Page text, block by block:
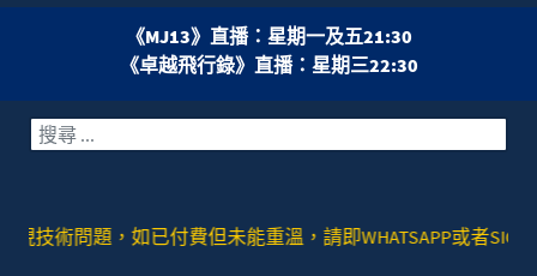
《MJ13》直播：星期一及五21:30
《卓越飛行錄》直播：星期三22:30
搜索
如已付費但未能重溫，請即WHATSAPP或者SIGNAL去：+852